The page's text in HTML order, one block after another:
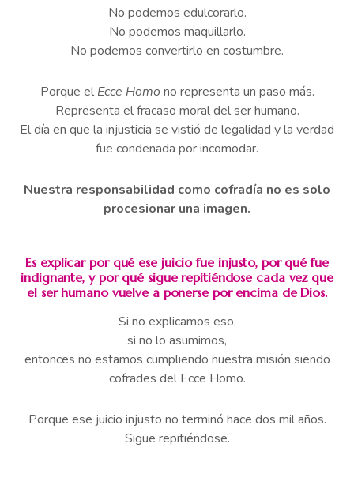
No podemos edulcorarlo.
No podemos maquillarlo.
No podemos convertirlo en costumbre.
Porque el Ecce Homono representa un paso más.
Representa el fracaso moral del ser humano.
El día en que la injusticia se vistió de legalidad y la verdad
fue condenada por incomodar.
Nuestra responsabilidad como cofradía no es solo
procesionar una imagen.
Es explicar por qué ese juicio fue injusto, por qué fue
indignante, y por qué sigue repitiéndose cada vez que
el ser humano vuelve a ponerse por encima de Dios.
Si no explicamos eso,
si no lo asumimos,
entonces no estamos cumpliendo nuestra misión siendo
cofrades del Ecce Homo.
Porque ese juicio injusto no terminó hace dos mil años.
Sigue repitiéndose.